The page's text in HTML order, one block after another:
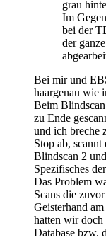
grau
Im
bei der
der
Bei mir und
haargenau wie
Beim
zu Ende
und ich breche
Stop ab,
Blindscan 2
Spezifisches
Das Problem
Scans die
Geisterhand
hatten wir doch
Database bzw.